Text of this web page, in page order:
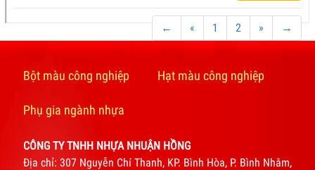
← « 1 2 » →
Bột màu công nghiệp Hạt màu công nghiệp
Phụ gia ngành nhựa
CÔNG TY TNHH NHỰA NHUẬN HỒNG
Địa chỉ: 307 Nguyễn Chí Thanh, KP. Bình Hòa, P. Bình Nhâm,